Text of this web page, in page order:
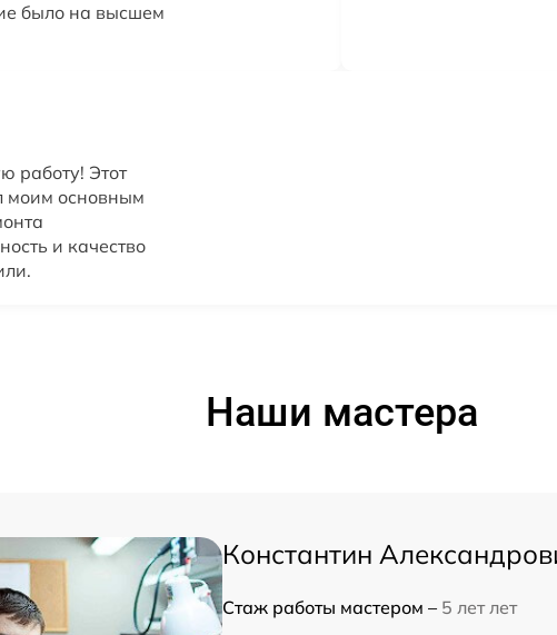
было на высшем
работу! Этот
моим основным
и качество
Наши мастера
Константин
Стаж работы мастером – 5 лет лет